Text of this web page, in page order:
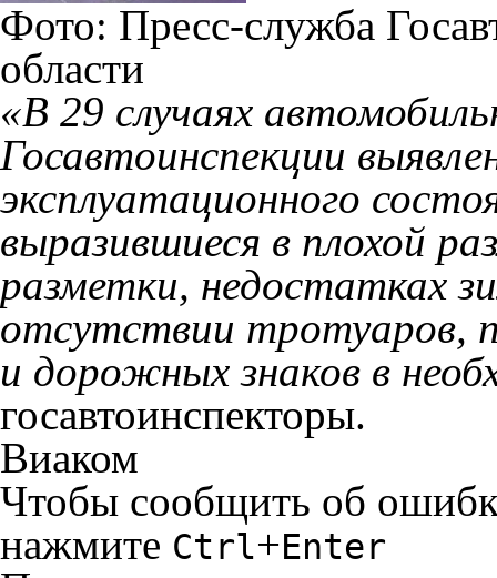
Фото: Пресс-служба
области
«В 29 случаях
Госавтоинспекции
эксплуатационного
выразившиеся в плохой
разметки, недостатках
отсутствии тротуаров,
и дорожных знаков в
госавтоинспекторы.
Виаком
Чтобы сообщить об
нажмите Ctrl+Enter